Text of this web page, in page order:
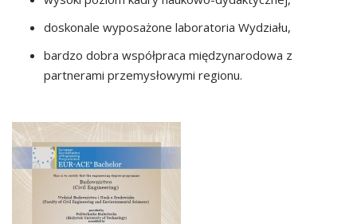
doskonale wyposażone laboratoria Wydziału,
bardzo dobra współpraca międzynarodowa z
partnerami przemysłowymi regionu.